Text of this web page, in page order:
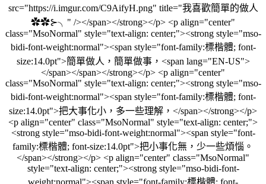
src="https://i.imgur.com/C9AifyH.png" title="我喜歡簡單的做人
✿✿⊱╮" /></span></strong></p> <p align="center"
class="MsoNormal" style="text-align: center;"><strong style="mso-
bidi-font-weight:normal"><span style="font-family:標楷體; font-
size:14.0pt">簡單做人，簡單做事，<span lang="EN-US">
</span></span></strong></p> <p align="center"
class="MsoNormal" style="text-align: center;"><strong style="mso-
bidi-font-weight:normal"><span style="font-family:標楷體; font-
size:14.0pt">把大事化小，多一些理解，</span></strong></p>
<p align="center" class="MsoNormal" style="text-align: center;">
<strong style="mso-bidi-font-weight:normal"><span style="font-
family:標楷體; font-size:14.0pt">把小事化無，少一些煩惱。
</span></strong></p> <p align="center" class="MsoNormal"
style="text-align: center;"><strong style="mso-bidi-font-
weight:normal"><span style="font-family:標楷體; font-